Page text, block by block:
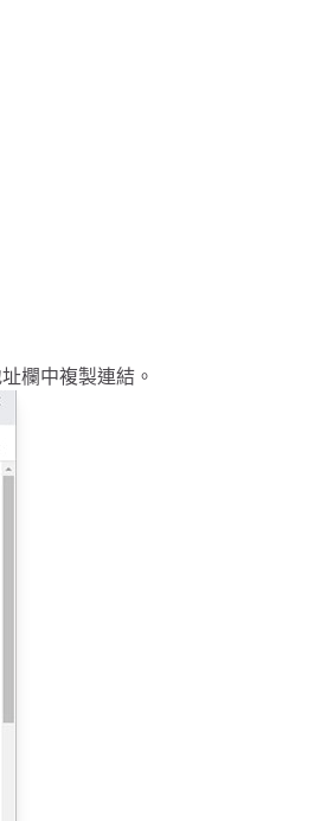
欄中複製連結。